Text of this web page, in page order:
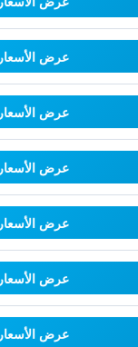
عرض الأسعار
عرض الأسعار
عرض الأسعار
عرض الأسعار
عرض الأسعار
عرض الأسعار